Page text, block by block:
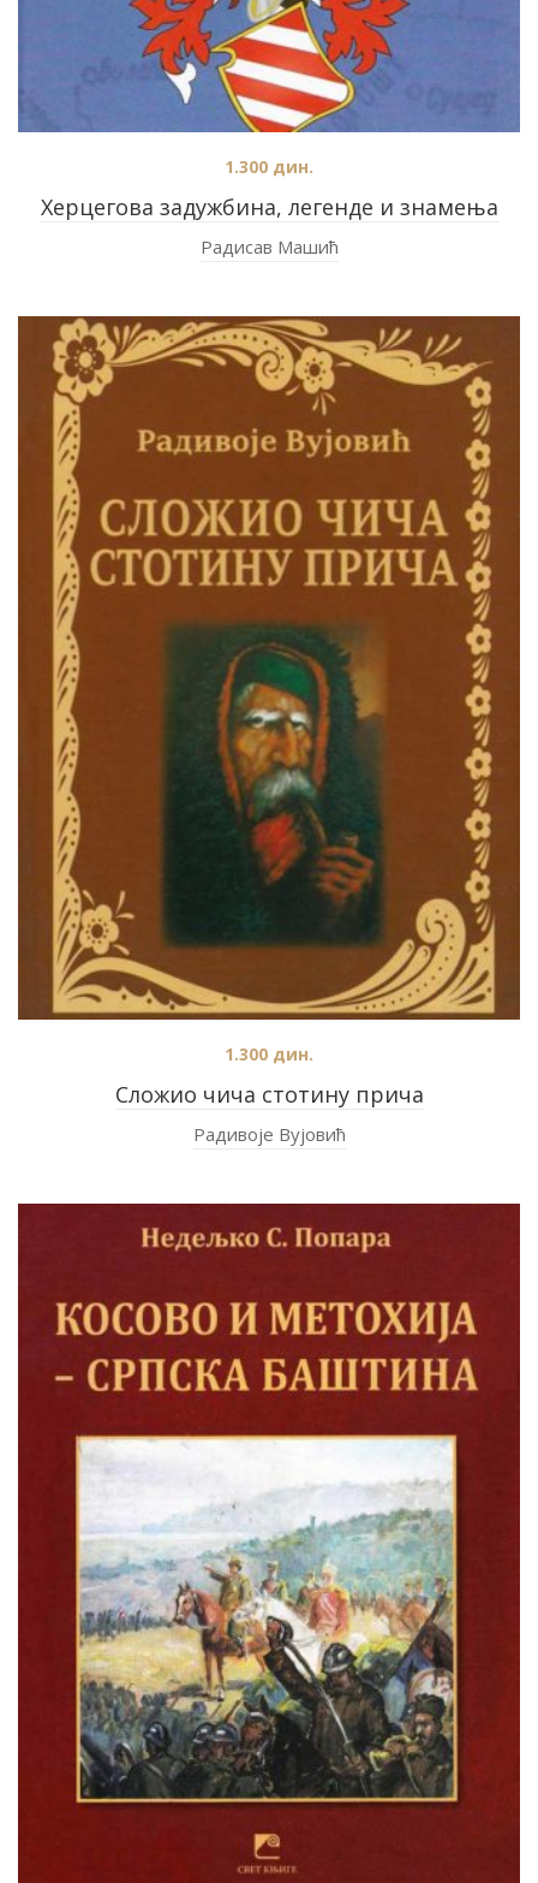
Херцеговa задужбина, легенде и знамења
1.300 дин.
Радисав Машић
Сложио чича стотину прича
1.300 дин.
Радивоје Вујовић